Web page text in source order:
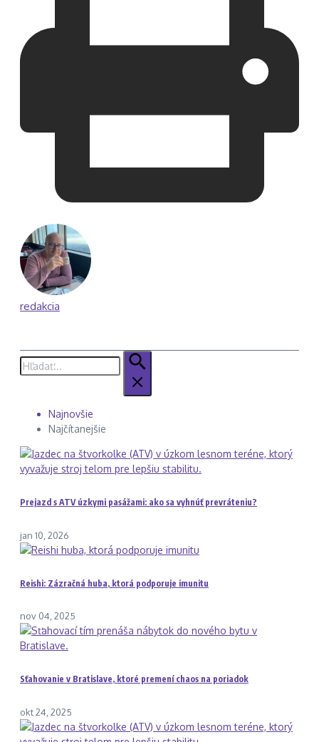
redakcia
Hľadať:
Najnovšie
Najčítanejšie
Prejazd s ATV úzkymi pasážami: ako sa vyhnúť prevráteniu?
jan 10, 2026
Reishi: Zázračná huba, ktorá podporuje imunitu
nov 04, 2025
Sťahovanie v Bratislave, ktoré premení chaos na poriadok
okt 24, 2025